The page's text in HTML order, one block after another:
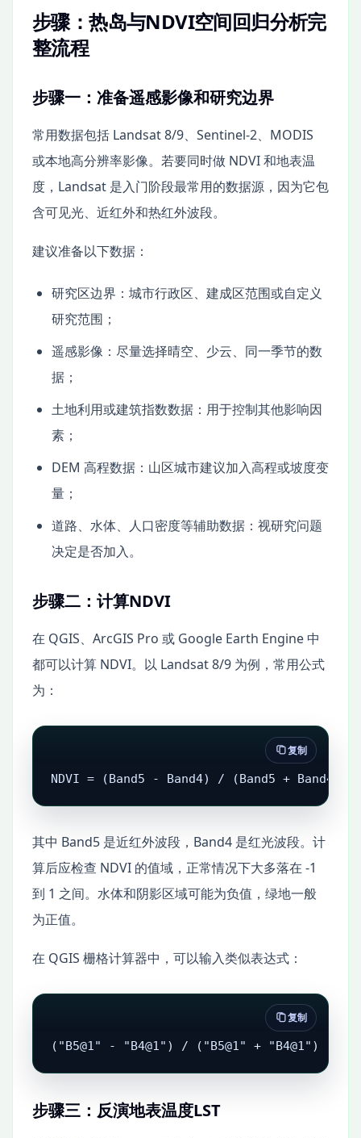
步骤：热岛与NDVI空间回归分析完
整流程
步骤一：准备遥感影像和研究边界
常用数据包括 Landsat 8/9、Sentinel-2、MODIS
或本地高分辨率影像。若要同时做 NDVI 和地表温
度，Landsat 是入门阶段最常用的数据源，因为它包
含可见光、近红外和热红外波段。
建议准备以下数据：
研究区边界：城市行政区、建成区范围或自定义
研究范围；
遥感影像：尽量选择晴空、少云、同一季节的数
据；
土地利用或建筑指数数据：用于控制其他影响因
素；
DEM 高程数据：山区城市建议加入高程或坡度变
量；
道路、水体、人口密度等辅助数据：视研究问题
决定是否加入。
步骤二：计算NDVI
在 QGIS、ArcGIS Pro 或 Google Earth Engine 中
都可以计算 NDVI。以 Landsat 8/9 为例，常用公式
为：
NDVI = (Band5 - Band4) / (Band5 + Band4)
复制
其中 Band5 是近红外波段，Band4 是红光波段。计
算后应检查 NDVI 的值域，正常情况下大多落在 -1
到 1 之间。水体和阴影区域可能为负值，绿地一般
为正值。
在 QGIS 栅格计算器中，可以输入类似表达式：
("B5@1" - "B4@1") / ("B5@1" + "B4@1")
复制
步骤三：反演地表温度LST